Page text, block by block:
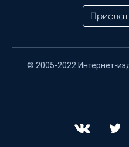
© 2005-2022 Интернет-